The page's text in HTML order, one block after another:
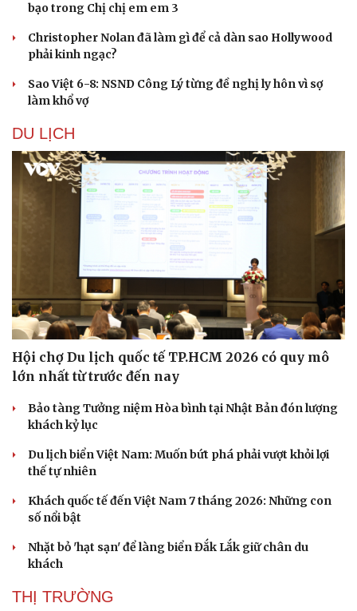
Văn hóa
Sân khấu - Điện ảnh
Văn học
Âm nhạc
Di sản
Nghệ sĩ
Thời trang
Sao Việt
bạo trong Chị chị em em 3
Christopher Nolan đã làm gì để cả dàn sao Hollywood
phải kinh ngạc?
Sao Việt 6-8: NSND Công Lý từng đề nghị ly hôn vì sợ
làm khổ vợ
DU LỊCH
Hội chợ Du lịch quốc tế TP.HCM 2026 có quy mô
lớn nhất từ trước đến nay
Bảo tàng Tưởng niệm Hòa bình tại Nhật Bản đón lượng
khách kỷ lục
Du lịch biển Việt Nam: Muốn bứt phá phải vượt khỏi lợi
thế tự nhiên
Khách quốc tế đến Việt Nam 7 tháng 2026: Những con
số nổi bật
Nhặt bỏ 'hạt sạn' để làng biển Đắk Lắk giữ chân du
khách
THỊ TRƯỜNG